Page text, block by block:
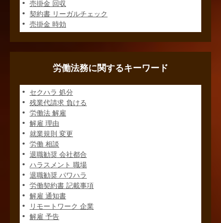
売掛金 回収
契約書 リーガルチェック
売掛金 時効
労働法務に関するキーワード
セクハラ 処分
残業代請求 負ける
労働法 解雇
解雇 理由
就業規則 変更
労働 相談
退職勧奨 会社都合
ハラスメント 職場
退職勧奨 パワハラ
労働契約書 記載事項
解雇 通知書
リモートワーク 企業
解雇 予告